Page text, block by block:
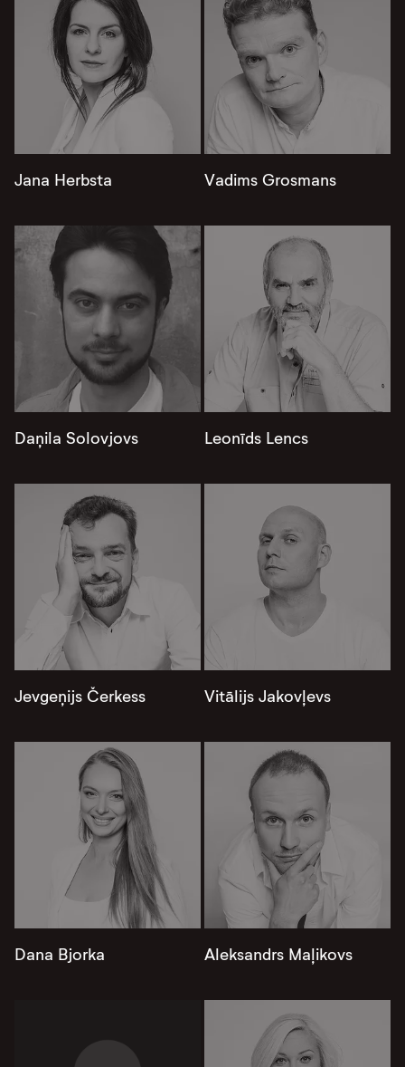
Jana Herbsta Vadims Grosmans
Daņila Solovjovs Leonīds Lencs
Jevgeņijs Čerkess Vitālijs Jakovļevs
Dana Bjorka Aleksandrs Maļikovs